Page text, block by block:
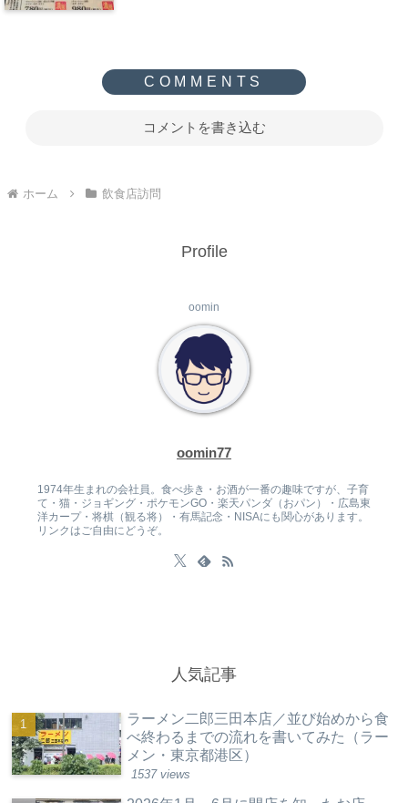
コメントを書き込む
ホーム 飲食店訪問
Profile
oomin
oomin77
1974年生まれの会社員。食べ歩き・お酒が一番の趣味ですが、子育
て・猫・ジョギング・ポケモンGO・楽天パンダ（おパン）・広島東
洋カープ・将棋（観る将）・有馬記念・NISAにも関心があります。
リンクはご自由にどうぞ。
人気記事
ラーメン二郎三田本店／並び始めから食
べ終わるまでの流れを書いてみた（ラー
メン・東京都港区）
1537 views